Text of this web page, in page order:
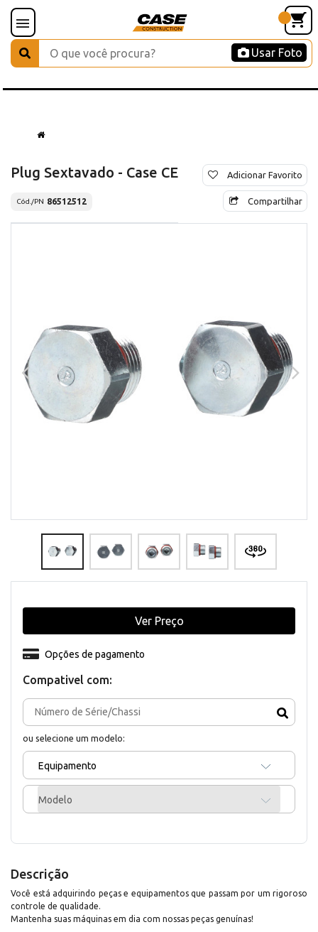
Usar Foto
Plug Sextavado - Case CE
Cód./PN 86512512
Adicionar Favorito
Compartilhar
Compativel com:
ou selecione um modelo:
Equipamento
Modelo
Opções de pagamento
Ver Preço
Descrição
Você está adquirindo peças e equipamentos que passam por um rigoroso
controle de qualidade.
Mantenha suas máquinas em dia com nossas peças genuínas!